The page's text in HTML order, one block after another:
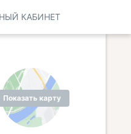
КАБИНЕТ
Показать карту